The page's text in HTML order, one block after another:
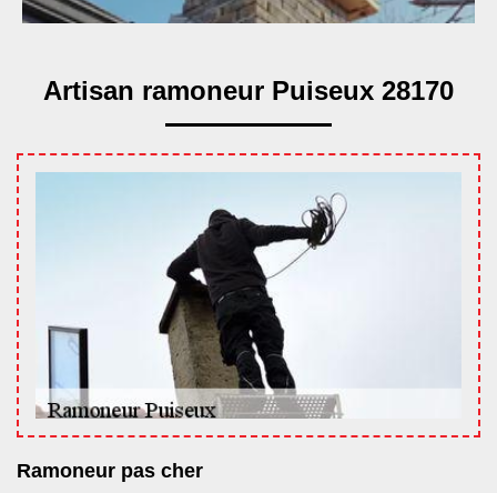
Artisan ramoneur Puiseux 28170
Ramoneur pas cher